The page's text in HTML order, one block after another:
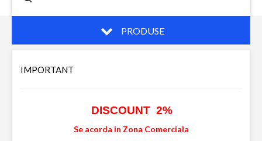
Contact
PRODUSE
IMPORTANT
DISCOUNT 2%
Se acorda in Zona Comerciala